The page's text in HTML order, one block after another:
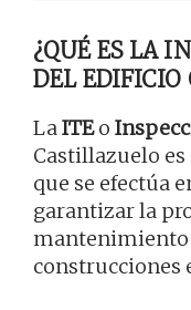
¿QUÉ ES LA
DEL EDIFICIO
LaITEo
Castillazuelo
que se efectúa
garantizar la
mantenimiento
construcciones